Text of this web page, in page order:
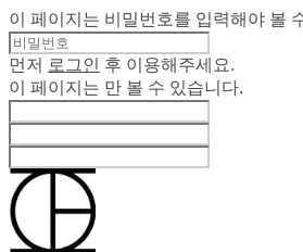
이 페이지는 비밀번호를 입력해야 볼
먼저 로그인
후 이용해주세요.
이 페이지는 만 볼 수 있습니다.